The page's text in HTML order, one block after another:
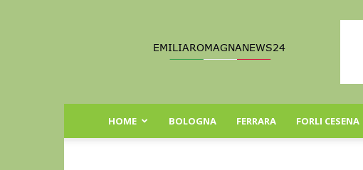
Romagna
HOME BOLOGNA FERRARA FORLI CESENA